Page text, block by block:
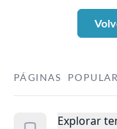
PÁGINAS
Explorar